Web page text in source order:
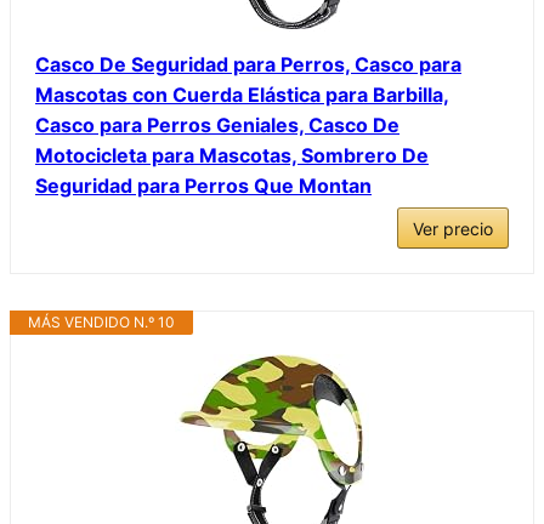
Casco De Seguridad para Perros, Casco para
Mascotas con Cuerda Elástica para Barbilla,
Casco para Perros Geniales, Casco De
Motocicleta para Mascotas, Sombrero De
Seguridad para Perros Que Montan
Ver precio
MÁS VENDIDO N.º 10